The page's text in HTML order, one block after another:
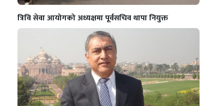
त्रिवि सेवा आयोगको अध्यक्षमा पूर्वसचिव थापा नियुक्त